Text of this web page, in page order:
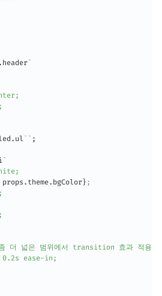
. header`
. ul ` ` ;
`
props . theme. bgColor } ;
더 넓은 범위에서 transition 효과 적용
ease-in;